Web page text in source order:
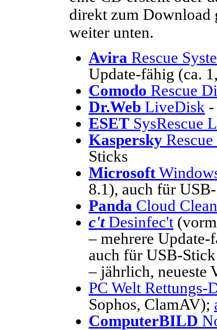
direkt zum Download
weiter unten.
Avira Rescue
Update-fähig (ca.
Comodo Rescue
Dr.Web LiveDisk
ESET SysRescue
Kaspersky
Sticks
Microsoft
8.1), auch für
Panda Cloud
c'tDesinfec't
– mehrere Update-
auch für USB-
– jährlich, neueste
PC Welt Rettungs-
Sophos, ClamAV);
ComputerBILD